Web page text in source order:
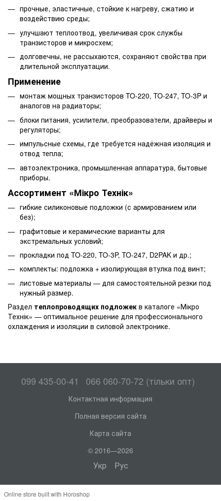
прочные, эластичные, стойкие к нагреву, сжатию и
воздействию среды;
улучшают теплоотвод, увеличивая срок службы
транзисторов и микросхем;
долговечны, не рассыхаются, сохраняют свойства при
длительной эксплуатации.
Применение
монтаж мощных транзисторов TO-220, TO-247, TO-3P и
аналогов на радиаторы;
блоки питания, усилители, преобразователи, драйверы и
регуляторы;
импульсные схемы, где требуется надёжная изоляция и
отвод тепла;
автоэлектроника, промышленная аппаратура, бытовые
приборы.
Ассортимент «Мікро Технік»
гибкие силиконовые подложки (с армированием или
без);
графитовые и керамические варианты для
экстремальных условий;
прокладки под TO-220, TO-3P, TO-247, D2PAK и др.;
комплекты: подложка + изолирующая втулка под винт;
листовые материалы — для самостоятельной резки под
нужный размер.
Раздел теплопроводящих подложек в каталоге «Мікро
Технік» — оптимальное решение для профессионального
охлаждения и изоляции в силовой электронике.
099 435-00-41 066 060-70-72 (тільки опт)
Контактная информация
Полная версия сайта
Карта сайта
© 2016—2026
Укр Рус
Online store built with Horoshop